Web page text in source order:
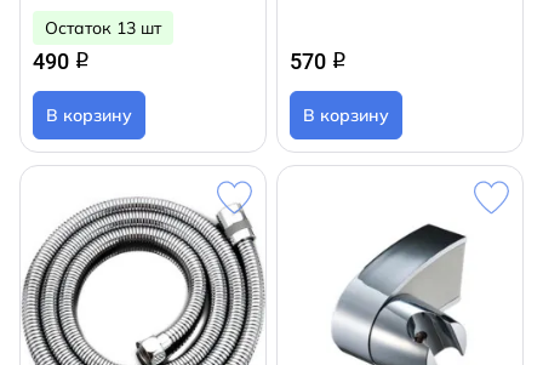
Остаток 13 шт
490 q
В корзину
570 q
В корзину